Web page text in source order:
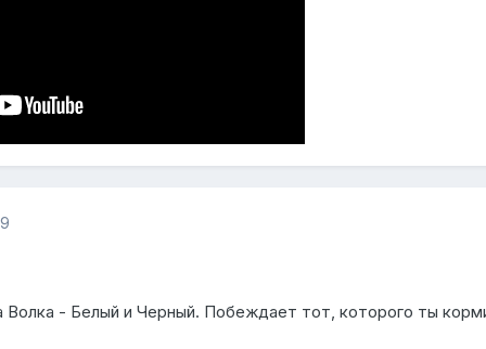
Волка - Белый и Черный. Побеждает тот, которого ты